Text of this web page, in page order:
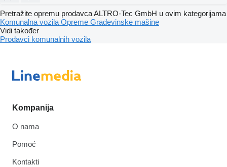
Pretražite opremu prodavca ALTRO-Tec GmbH u ovim kategorijama
Komunalna vozila Opreme Građevinske mašine
Vidi također
Prodavci komunalnih vozila
Kompanija
O nama
Pomoć
Kontakti